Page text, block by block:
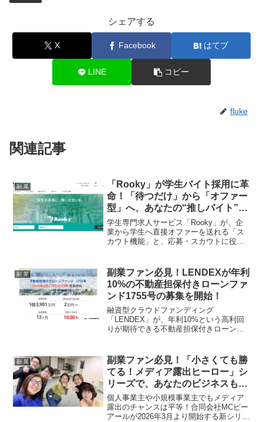
シェアする
X Facebook はてブ
LINE コピー
fluke
関連記事
副 業
「Rooky」が学生バイト採用に革
命！「待つだけ」から「オファー
型」へ、あなたの“推しバイト”が
見つかる新時代到来！
学生専門求人サービス「Rooky」が、企
業から学生へ直接オファーを送れる「ス
カウト機能」と、応募・スカウトに役立
きたい学生と、近隣で優秀な人材を求め
る企業・店舗のダイレクトマッチングを
強化し、学生の理想の働き方を強力にバ
ックアップします。
副 業
副業ファン必見！LENDEXが年利
10%の不動産担保付きローンファ
ンド1755号の募集を開始！
融資型クラウドファンディング
「LENDEX」が、年利10%という高利回
りが期待できる不動産担保付きローンフ
資型クラウドファンディングで、あなた
の副業・資産運用を応援します！
副 業
副業ファン必見！「小さくても勝
てる！メディア露出ヒーロー」シ
リーズで、あなたのビジネスも大
注目？！
個人事業主や小規模事業主でもメディア
露出のチャンスは平等！合同会社MCピー
アールが2026年3月より開始する新シリー